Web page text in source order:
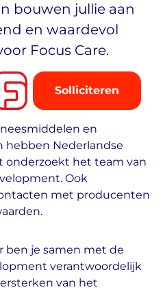
bouwen jullie aan
en waardevol
Focus Care.
Solliciteren
en
Nederlandse
onderzoekt het team van
Ook
met producenten
ben je samen met de
verantwoordelijk
van het